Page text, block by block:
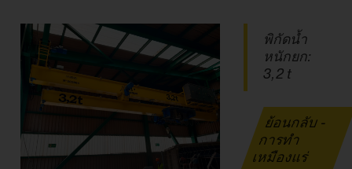
พิกัดน้ำ
หนักยก:
3,2 t
ย้อนกลับ -
การทำ
เหมืองแร่